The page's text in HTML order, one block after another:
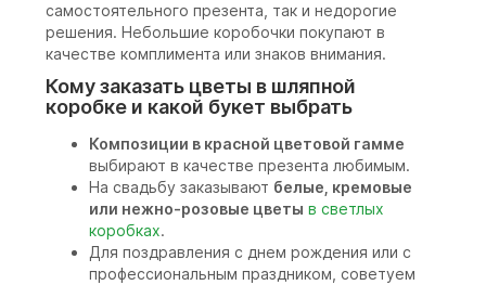
самостоятельного презента, так и недорогие
решения. Небольшие коробочки покупают в
качестве комплимента или знаков внимания.
Кому заказать цветы в шляпной
коробке и какой букет выбрать
Композиции в красной цветовой гамме
выбирают в качестве презента любимым.
На свадьбу заказывают белые, кремовые
или нежно-розовые цветы в светлых
коробках.
Для поздравления с днем рождения или с
профессиональным праздником, советуем